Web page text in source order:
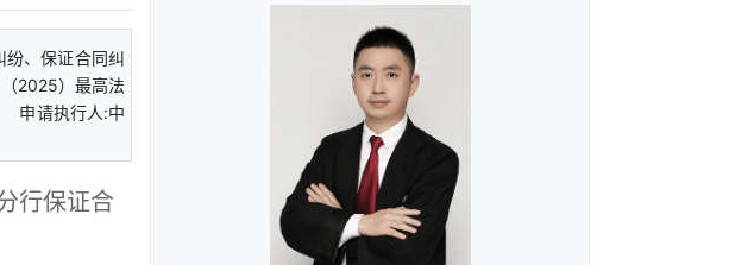
纷、保证合同纠
2025）最高法
申请执行人:中
行保证合